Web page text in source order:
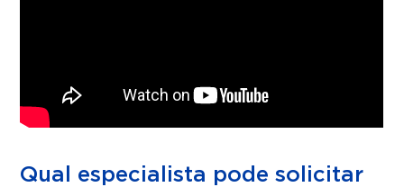
Qual especialista pode solicitar